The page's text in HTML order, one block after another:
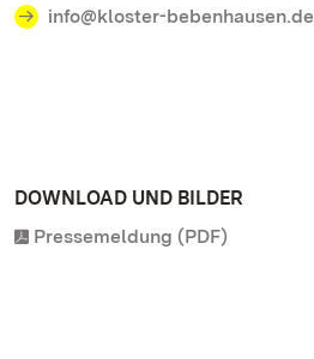
info@kloster-bebenhausen.de
DOWNLOAD UND BILDER
Pressemeldung (PDF)